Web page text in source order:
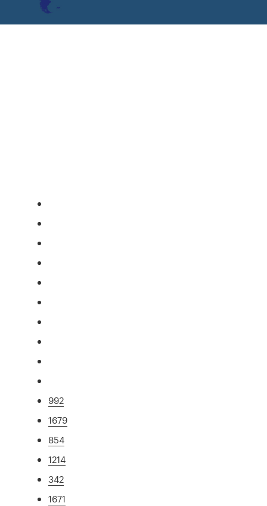
992
1679
854
1214
342
1671